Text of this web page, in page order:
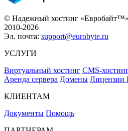
© Надежный хостинг «Евробайт™»
2010-2026
Эл. почта: support@eurobyte.ru
УСЛУГИ
Виртуальный хостинг CMS-
Аренда сервера Домены
КЛИЕНТАМ
Документы Помощь